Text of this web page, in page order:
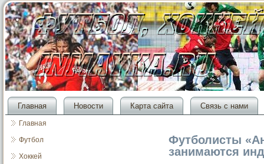
Главная Новости Карта сайта Связь с нами
Главная
Футбол
Хоккей
Футболисты
занимаются